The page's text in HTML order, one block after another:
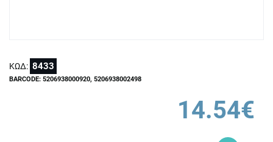
ΚΩΔ: 8433
BARCODE: 5206938000920, 5206938002498
14.54€